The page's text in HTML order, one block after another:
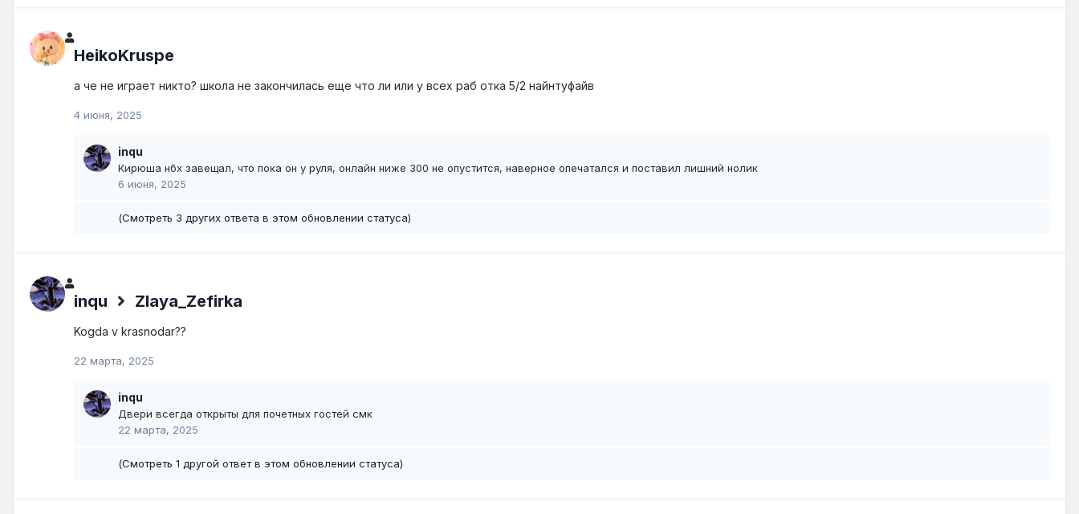
HeikoKruspe
а че не играет никто? школа не закончилась еще что ли или у всех раб отка 5/2 найнтуфайв
4 июня, 2025
inqu
Кирюша нбх завещал, что пока он у руля, онлайн ниже 300 не опустится, наверное опечатался и поставил лишний нолик
6 июня, 2025
(Смотреть 3 других ответа в этом обновлении статуса)
inqu Zlaya_Zefirka
Kogda v krasnodar??
22 марта, 2025
inqu
Двери всегда открыты для почетных гостей смк
22 марта, 2025
(Смотреть 1 другой ответ в этом обновлении статуса)